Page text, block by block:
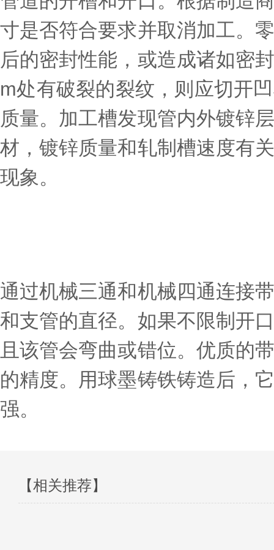
寸是否符合要求并取消加工。
后的密封性能，或造成诸如密
m处有破裂的裂纹，则应切开
质量。加工槽发现管内外镀锌
材，镀锌质量和轧制槽速度有
现象。
通过机械三通和机械四通连接
和支管的直径。如果不限制开
且该管会弯曲或错位。优质的
的精度。用球墨铸铁铸造后，
强。
【相关推荐】